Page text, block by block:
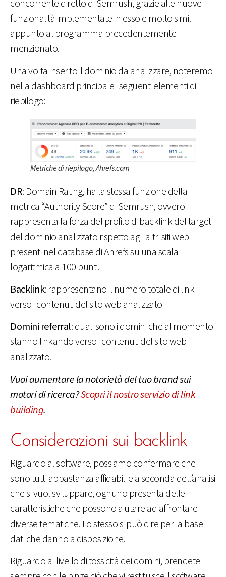
concorrente diretto di Semrush, grazie alle nuove
funzionalità implementate in esso e molto simili
appunto al programma precedentemente
menzionato.
Una volta inserito il dominio da analizzare, noteremo
nella dashboard principale i seguenti elementi di
riepilogo:
Metriche di riepilogo, Ahrefs.com
DR: Domain Rating, ha la stessa funzione della
metrica “Authority Score” di Semrush, ovvero
rappresenta la forza del profilo di backlink del target
del dominio analizzato rispetto agli altri siti web
presenti nel database di Ahrefs su una scala
logaritmica a 100 punti.
Backlink: rappresentano il numero totale di link
verso i contenuti del sito web analizzato
Domini referral: quali sono i domini che al momento
stanno linkando verso i contenuti del sito web
analizzato.
Vuoi aumentare la notorietà del tuo brand sui
motori di ricerca?Scopri il nostro servizio di link
building.
Considerazioni sui backlink
Riguardo al software, possiamo confermare che
sono tutti abbastanza affidabili e a seconda dell’analisi
che si vuol sviluppare, ognuno presenta delle
caratteristiche che possono aiutare ad affrontare
diverse tematiche. Lo stesso si può dire per la base
dati che danno a disposizione.
Riguardo al livello di tossicità dei domini, prendete